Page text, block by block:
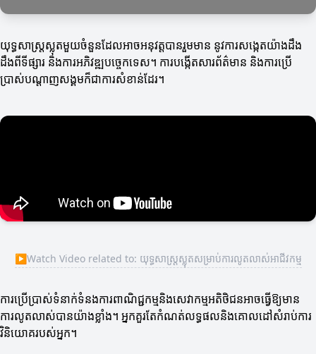
យុទ្ធសាស្រ្តស្លុតមួយចំនួនដែលអាចអនុវត្តបានរួមមាន នូវការសង្កេតយ៉ាងដឹង
ដឹងពីទីផ្សារ និងការអភិវឌ្ឍបច្ចេកទេស។ ការបង្កើតសារព័ត៌មាន និងការប្រើ
ប្រាស់បណ្តាញសង្គមក៏ជាការសំខាន់ដែរ។
▶Watch Video related to: យុទ្ធសាស្រ្តស្លុតសម្រាប់ការលូតលាស់អាជីវកម្ម
ការប្រើប្រាស់ទំនាក់ទំនងការពាណិជ្ជកម្មនិងសេវាកម្មអតិថិជនអាចធ្វើឱ្យមាន
ការលូតលាស់បានយ៉ាងខ្លាំង។ អ្នកគួរតែកំណត់លទ្ធផលនិងគោលដៅសំរាប់ការ
វិនិយោគរបស់អ្នក។